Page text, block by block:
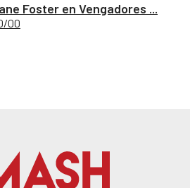
Foster en Vengadores ...
00